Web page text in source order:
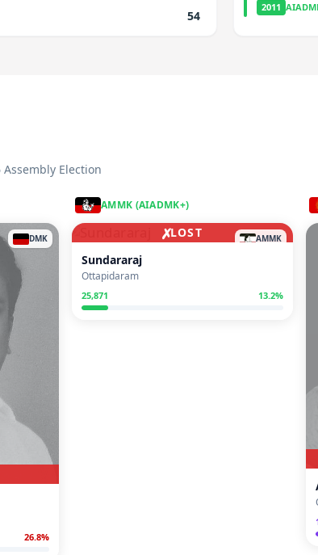
54
2011
Election
DMK
26.8%
AMMK (AIADMK+)
✗LOST AMMK
Sundararaj
Ottapidaram
25,871 13.2%